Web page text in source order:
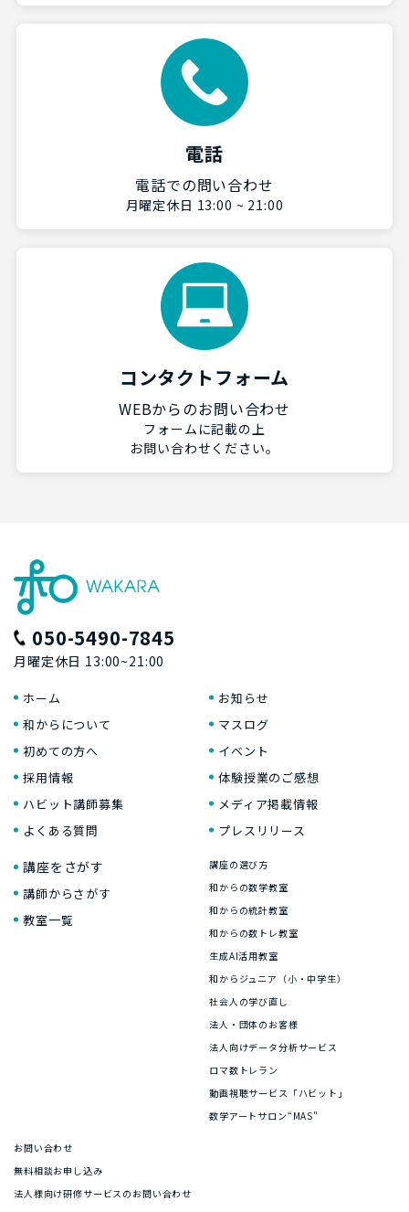
電話
電話での問い合わせ
月曜定休日 13:00 ~ 21:00
コンタクトフォーム
WEBからのお問い合わせ
フォームに記載の上
お問い合わせください。
050-5490-7845
月曜定休日 13:00~21:00
ホーム
和からについて
初めての方へ
採用情報
ハビット講師募集
よくある質問
お知らせ
マスログ
イベント
体験授業のご感想
メディア掲載情報
プレスリリース
講座をさがす
講師からさがす
教室一覧
講座の選び方
和からの数学教室
和からの統計教室
和からの数トレ教室
生成AI活用教室
和からジュニア（小・中学生）
社会人の学び直し
法人・団体のお客様
法人向けデータ分析サービス
ロマ数トレラン
動画視聴サービス「ハビット」
数学アートサロン“MAS”
お問い合わせ
無料相談お申し込み
法人様向け研修サービスのお問い合わせ